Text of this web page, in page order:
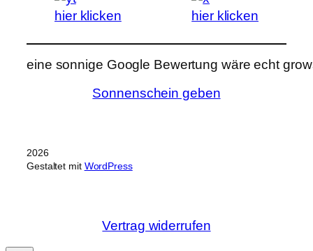
hier klicken hier klicken
eine sonnige Google Bewertung wäre echt
Sonnenschein geben
2026
Gestaltet mit WordPress
Vertrag widerrufen